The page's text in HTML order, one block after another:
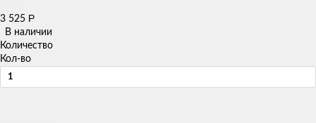
3 525 Р
В наличии
Количество
Кол-во